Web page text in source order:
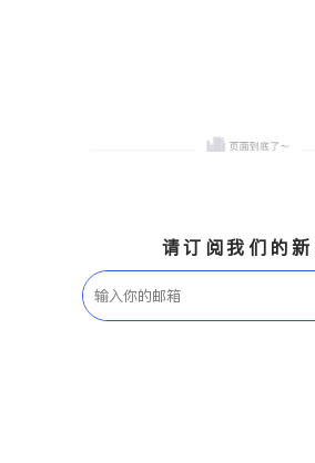
请订阅我们的新